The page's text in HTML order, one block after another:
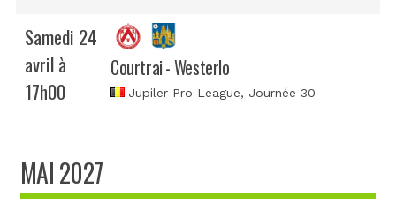
Samedi 24
avril à
17h00
Courtrai - Westerlo
Jupiler Pro League, Journée 30
MAI 2027